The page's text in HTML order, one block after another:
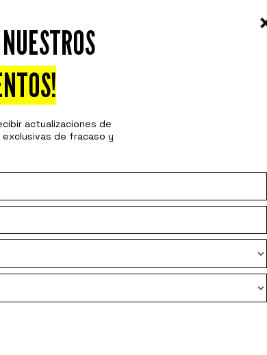
actualizaciones de
de fracaso y
Para Tu
4 SESGOS QUE
DE
Mucha resistencia al cambio